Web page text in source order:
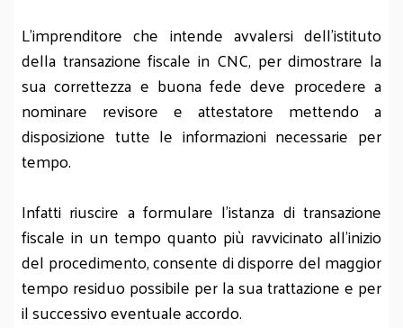
L’imprenditore che intende avvalersi dell’istituto
della transazione fiscale in CNC, per dimostrare la
sua correttezza e buona fede deve procedere a
nominare revisore e attestatore mettendo a
disposizione tutte le informazioni necessarie per
tempo.
Infatti riuscire a formulare l’istanza di transazione
fiscale in un tempo quanto più ravvicinato all’inizio
del procedimento, consente di disporre del maggior
tempo residuo possibile per la sua trattazione e per
il successivo eventuale accordo.